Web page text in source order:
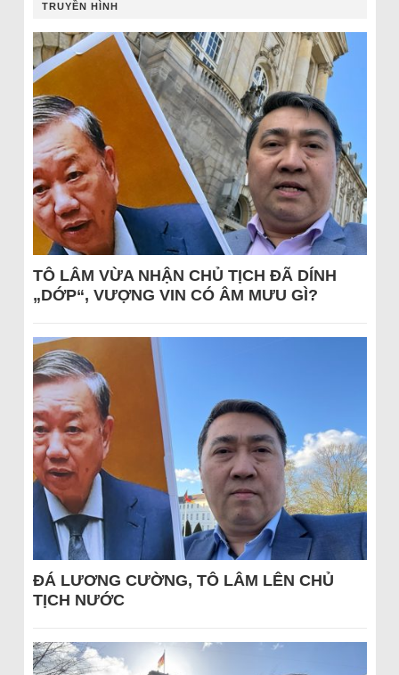
TRUYỀN HÌNH
TÔ LÂM VỪA NHẬN CHỦ TỊCH ĐÃ DÍNH
„DỚP“, VƯỢNG VIN CÓ ÂM MƯU GÌ?
ĐÁ LƯƠNG CƯỜNG, TÔ LÂM LÊN CHỦ
TỊCH NƯỚC